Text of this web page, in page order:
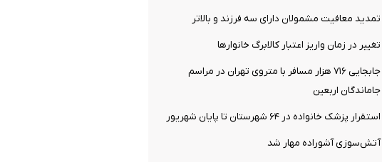
تمدید معافیت مشمولان دارای سه فرزند و بالا‌تر
تغییر در زمان واریز اعتبار کالابرگ خانوار‌ها
جابجایی ۷۱۶ هزار مسافر با متروی تهران در مراسم
جاماندگان اربعین
استقرار پزشک خانواده در ۶۴ شهرستان تا پایان شهریور
آتش‌سوزی آشوراده مهار شد